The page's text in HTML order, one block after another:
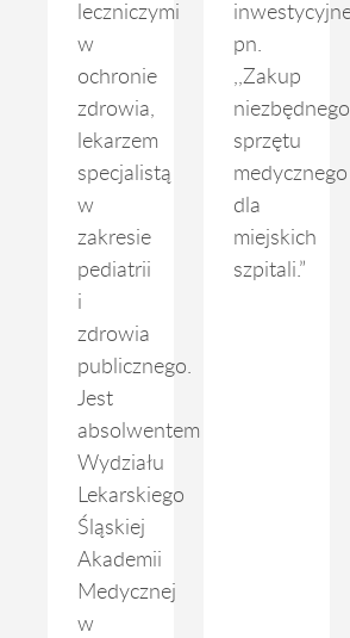
leczniczymi
w
ochronie
zdrowia,
lekarzem
specjalistą
w
zakresie
pediatrii
i
zdrowia
publicznego.
Jest
absolwentem
Wydziału
Lekarskiego
Śląskiej
Akademii
Medycznej
w
pn.
,,Zakup
niezbędnego
sprzętu
medycznego
dla
miejskich
szpitali.”